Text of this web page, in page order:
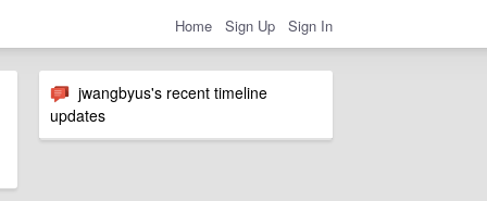
Home Sign Up Sign In
jwangbyus's recent timeline
updates